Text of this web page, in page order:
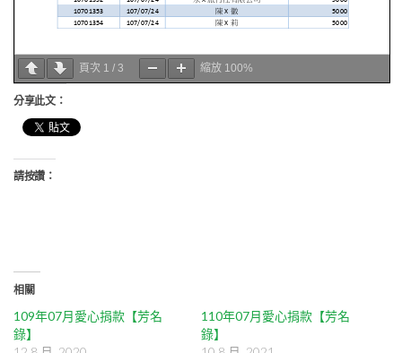
頁次 1 / 3 縮放 100%
分享此文：
請按讚：
相關
109年07月愛心捐款【芳名
錄】
110年07月愛心捐款【芳名
錄】